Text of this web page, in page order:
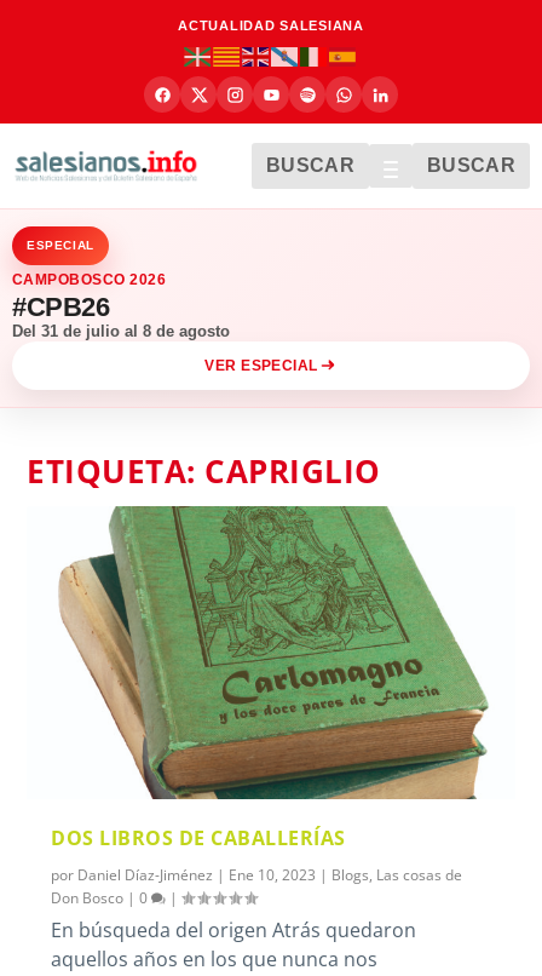
ACTUALIDAD SALESIANA
BUSCAR BUSCAR
ESPECIAL
CAMPOBOSCO 2026
#CPB26
Del 31 de julio al 8 de agosto
VER ESPECIAL
ETIQUETA: CAPRIGLIO
DOS LIBROS DE CABALLERÍAS
por Daniel Díaz-Jiménez | Ene 10, 2023 | Blogs, Las cosas de
Don Bosco |0 |
En búsqueda del origen Atrás quedaron
aquellos años en los que nunca nos